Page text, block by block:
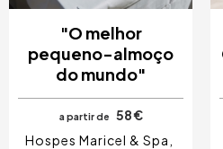
"O melhor
pequeno-almoço
do mundo"
a partir de
58 €
Hospes Maricel & Spa